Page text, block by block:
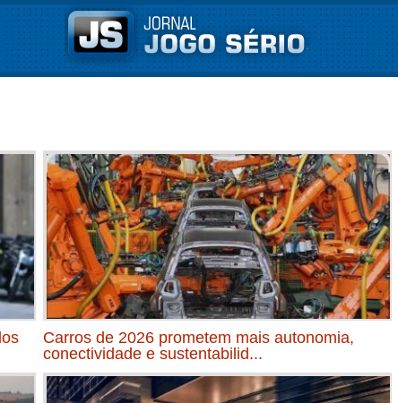
Carros de 2026 prometem mais autonomia,
conectividade e sustentabilid...